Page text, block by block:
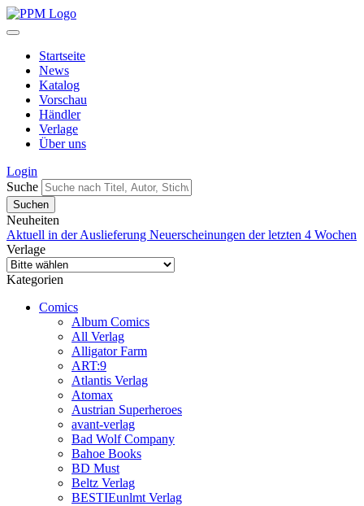
Startseite
News
Katalog
Vorschau
Händler
Verlage
Über uns
Login
Suche
Neuheiten
Aktuell in der Auslieferung Neuerscheinungen der letzten 4 Wochen
Verlage
Kategorien
Comics
Album Comics
All Verlag
Alligator Farm
ART:9
Atlantis Verlag
Atomax
Austrian Superheroes
avant-verlag
Bad Wolf Company
Bahoe Books
BD Must
Beltz Verlag
BESTIEunlmt Verlag